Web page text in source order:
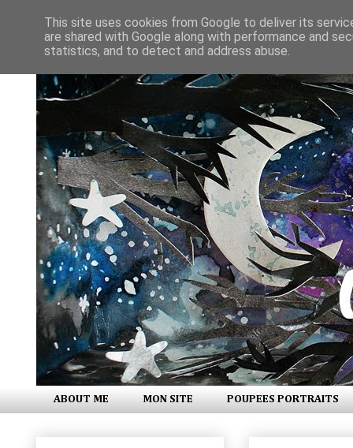
ABOUT ME MON SITE POUPEES PORTRAITS
This site uses cookies from Google to deliver its
are shared with Google along with performance and
statistics, and to detect and address abuse.